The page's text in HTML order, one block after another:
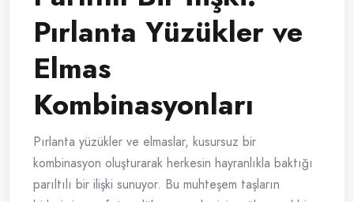
Pırlanta Yüzükler ve
Elmas
Kombinasyonları
Pırlanta yüzükler ve elmaslar, kusursuz bir
kombinasyon oluşturarak herkesin hayranlıkla baktığı
parıltılı bir ilişki sunuyor. Bu muhteşem taşların